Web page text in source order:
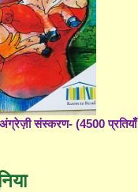
संस्करण- (4500 प्रतियाँ